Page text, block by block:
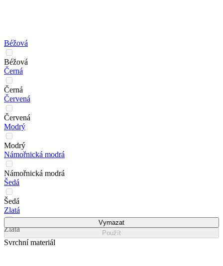
Béžová
Béžová
Černá
Černá
Červená
Červená
Modrý
Modrý
Námořnická modrá
Námořnická modrá
Šedá
Šedá
Zlatá
Zlatá
Vymazat
Použít
Svrchní materiál